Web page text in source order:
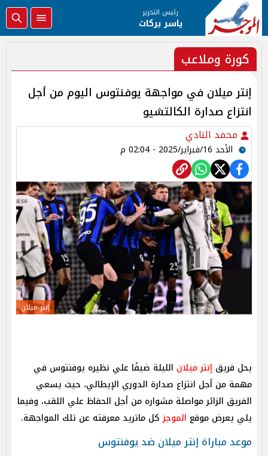
رئيس التحرير
ياسر بركات
كورة وملاعب
إنتر ميلان في مواجهة يوفنتوس اليوم من أجل
انتزاع صدارة الكالتشيو
محمد النادي
الأحد 16/فبراير/2025 - 02:04 م
إنتر ميلان
يحل فريق إنتر ميلان الليلة ضيفًا علي نظيره يوفنتوس في
مهمة من أجل انتزاع صدارة الدوري الإيطالي، حيث يسعي
الفريق الزائر مواصلة مشواره من أجل الحفاظ علي اللقب، وفيما
يلي يعرض موقع الموجزكل ماتريد معرفته عن تلك المواجهة.
موعد مباراة إنتر ميلان ضد يوفنتوس